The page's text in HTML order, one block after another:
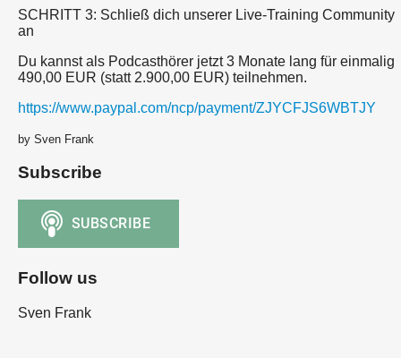
SCHRITT 3: Schließ dich unserer Live-Training Community
an
Du kannst als Podcasthörer jetzt 3 Monate lang für einmalig
490,00 EUR (statt 2.900,00 EUR) teilnehmen.
https://www.paypal.com/ncp/payment/ZJYCFJS6WBTJY
by Sven Frank
Subscribe
Follow us
Sven Frank